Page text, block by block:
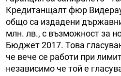
Кредитанщалт фюр
общо са издадени
млн. лв., с възможност за
Бюджет 2017. Това
че вече се работи при
независимо че той е